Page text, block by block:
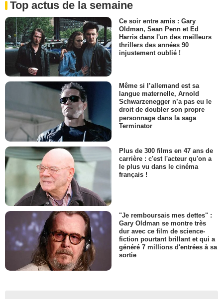
Top actus de la semaine
Ce soir entre amis : Gary
Oldman, Sean Penn et Ed
Harris dans l'un des meilleurs
thrillers des années 90
injustement oublié !
Même si l’allemand est sa
langue maternelle, Arnold
Schwarzenegger n’a pas eu le
droit de doubler son propre
personnage dans la saga
Terminator
Plus de 300 films en 47 ans de
carrière : c'est l'acteur qu'on a
le plus vu dans le cinéma
français !
"Je remboursais mes dettes" :
Gary Oldman se montre très
dur avec ce film de science-
fiction pourtant brillant et qui a
généré 7 millions d'entrées à sa
sortie